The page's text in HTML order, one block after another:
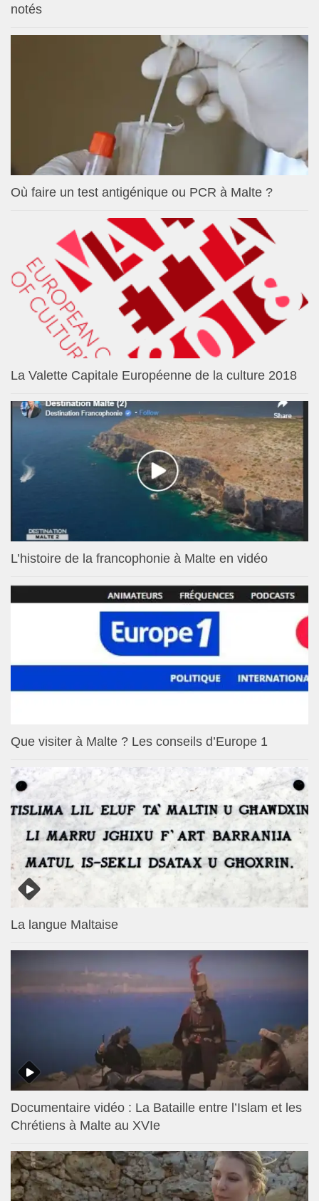
notés
Où faire un test antigénique ou PCR à Malte ?
La Valette Capitale Européenne de la culture 2018
L’histoire de la francophonie à Malte en vidéo
Que visiter à Malte ? Les conseils d’Europe 1
La langue Maltaise
Documentaire vidéo : La Bataille entre l’Islam et les
Chrétiens à Malte au XVIe